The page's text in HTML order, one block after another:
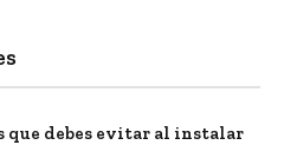
que debes evitar al instalar